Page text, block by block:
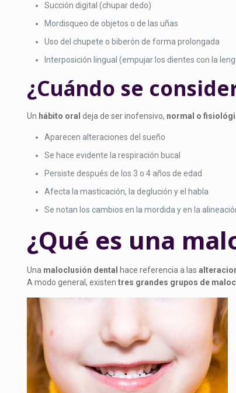
Succión digital (chupar dedo)
Mordisqueo de objetos o de las uñas
Uso del chupete o biberón de forma prolongada
Interposición lingual (empujar los dientes con la
¿Cuándo se
Un hábito oral deja de ser inofensivo, normal o
Aparecen alteraciones del sueño
Se hace evidente la respiración bucal
Persiste después de los 3 o 4 años de edad
Afecta la masticación, la deglución y el habla
Se notan los cambios en la mordida y en la
¿Qué es una
Una maloclusión dental hace referencia a las
A modo general, existentres grandes grupos de